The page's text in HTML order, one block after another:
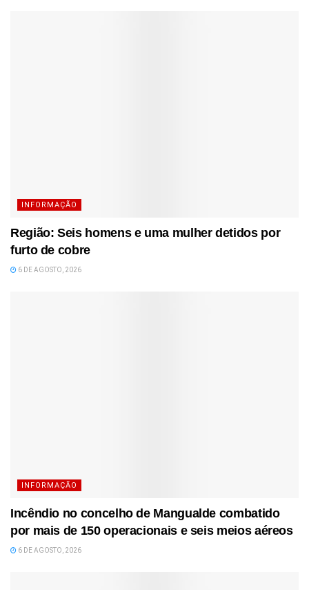
INFORMAÇÃO
Região: Seis homens e uma mulher detidos por
furto de cobre
6 DE AGOSTO, 2026
INFORMAÇÃO
Incêndio no concelho de Mangualde combatido
por mais de 150 operacionais e seis meios aéreos
6 DE AGOSTO, 2026